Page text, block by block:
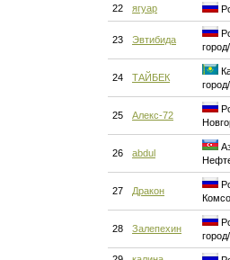
22 ягуар
23 Эвтибида
24 ТАЙБЕК
25 Алекс-72
26 abdul
27 Дракон
28 Залепехин